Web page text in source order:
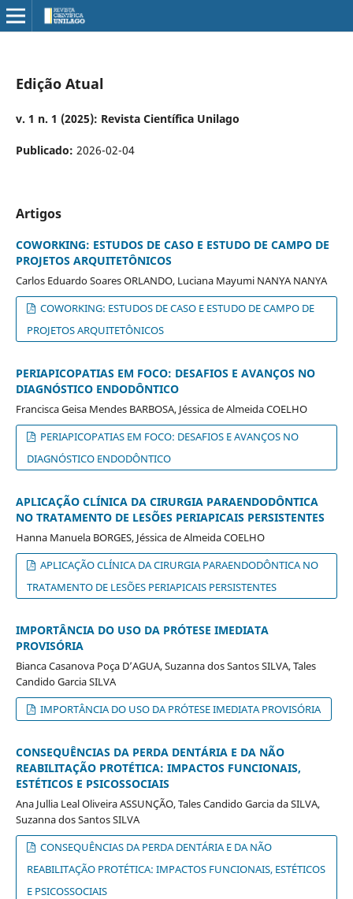
Edição Atual
v. 1 n. 1 (2025): Revista Científica Unilago
Publicado: 2026-02-04
Artigos
COWORKING: ESTUDOS DE CASO E ESTUDO DE CAMPO DE
PROJETOS ARQUITETÔNICOS
Carlos Eduardo Soares ORLANDO, Luciana Mayumi NANYA NANYA
COWORKING: ESTUDOS DE CASO E ESTUDO DE CAMPO DE
PROJETOS ARQUITETÔNICOS
PERIAPICOPATIAS EM FOCO: DESAFIOS E AVANÇOS NO
DIAGNÓSTICO ENDODÔNTICO
Francisca Geisa Mendes BARBOSA, Jéssica de Almeida COELHO
PERIAPICOPATIAS EM FOCO: DESAFIOS E AVANÇOS NO
DIAGNÓSTICO ENDODÔNTICO
APLICAÇÃO CLÍNICA DA CIRURGIA PARAENDODÔNTICA
NO TRATAMENTO DE LESÕES PERIAPICAIS PERSISTENTES
Hanna Manuela BORGES, Jéssica de Almeida COELHO
APLICAÇÃO CLÍNICA DA CIRURGIA PARAENDODÔNTICA NO
TRATAMENTO DE LESÕES PERIAPICAIS PERSISTENTES
IMPORTÂNCIA DO USO DA PRÓTESE IMEDIATA
PROVISÓRIA
Bianca Casanova Poça D’AGUA, Suzanna dos Santos SILVA, Tales
Candido Garcia SILVA
IMPORTÂNCIA DO USO DA PRÓTESE IMEDIATA PROVISÓRIA
CONSEQUÊNCIAS DA PERDA DENTÁRIA E DA NÃO
REABILITAÇÃO PROTÉTICA: IMPACTOS FUNCIONAIS,
ESTÉTICOS E PSICOSSOCIAIS
Ana Jullia Leal Oliveira ASSUNÇÃO, Tales Candido Garcia da SILVA,
Suzanna dos Santos SILVA
CONSEQUÊNCIAS DA PERDA DENTÁRIA E DA NÃO
REABILITAÇÃO PROTÉTICA: IMPACTOS FUNCIONAIS, ESTÉTICOS
E PSICOSSOCIAIS